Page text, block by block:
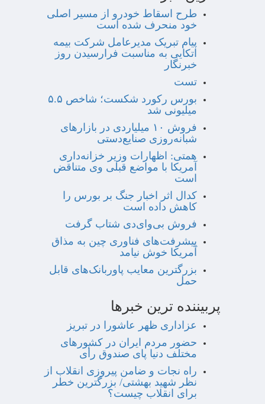
طرح اسقاط خودرو از مسیر اصلی
خود منحرف شده است
پیام تبریک مدیرعامل شرکت بیمه
اتکایی به مناسبت فرارسیدن روز
خبرنگار
تست
بورس رکورد شکست؛ شاخص ۵.۵
میلیونی شد
فروش ۱۰ میلیاردی در بازارهای
شبانه‌روزی صنایع‌دستی
همتی: اظهارات وزیر خزانه‌داری
آمریکا با مواضع قبلی وی متناقض
است
کدال اثر اخبار جنگ بر بورس را
کاهش داده است
فروش بی‌وای‌دی شتاب گرفت
پیشرفت‌های فناوری چین به مذاق
آمریکا خوش نیامد
بزرگترین معایب پاوربانک‌های قابل
حمل
پربیننده ترین خبرها
عزاداری ظهر عاشورا در تبریز
حضور مردم ایران در کشورهای
مختلف دنیا پای صندوق رأی
راه نجات و ضامن پیروزی انقلاب از
نظر شهید بهشتی/ بزرگترین خطر
برای انقلاب چیست؟